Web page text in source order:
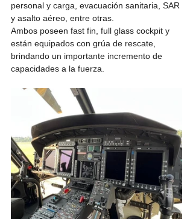
personal y carga, evacuación sanitaria, SAR
y asalto aéreo, entre otras.
Ambos poseen fast fin, full glass cockpit y
están equipados con grúa de rescate,
brindando un importante incremento de
capacidades a la fuerza.